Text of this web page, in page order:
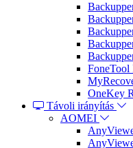
FoneTool
OneKey
Távoli irányítás
AOMEI